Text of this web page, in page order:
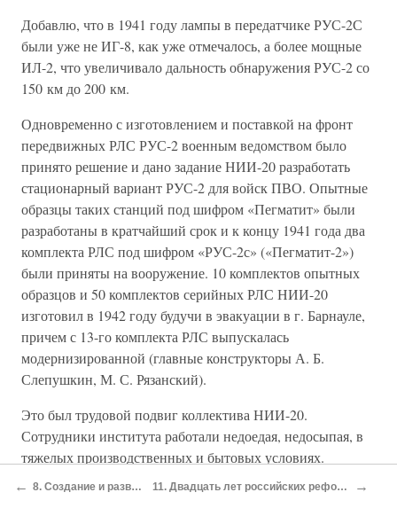
Добавлю, что в 1941 году лампы в передатчике РУС-2С
были уже не ИГ-8, как уже отмечалось, а более мощные
ИЛ-2, что увеличивало дальность обнаружения РУС-2 со
150 км до 200 км.
Одновременно с изготовлением и поставкой на фронт
передвижных РЛС РУС-2 военным ведомством было
принято решение и дано задание НИИ-20 разработать
стационарный вариант РУС-2 для войск ПВО. Опытные
образцы таких станций под шифром «Пегматит» были
разработаны в кратчайший срок и к концу 1941 года два
комплекта РЛС под шифром «РУС-2с» («Пегматит-2»)
были приняты на вооружение. 10 комплектов опытных
образцов и 50 комплектов серийных РЛС НИИ-20
изготовил в 1942 году будучи в эвакуации в г. Барнауле,
причем с 13-го комплекта РЛС выпускалась
модернизированной (главные конструкторы А. Б.
Слепушкин, М. С. Рязанский).
Это был трудовой подвиг коллектива НИИ-20.
Сотрудники института работали недоедая, недосыпая, в
тяжелых производственных и бытовых условиях.
Следует подчеркнуть, что уже первые радиолокационные
← 8. Создание и развитие отечественной радиопромышленности 11. Двадцать лет российских реформ, программы возрождения российской электроники: миф или реальность? →